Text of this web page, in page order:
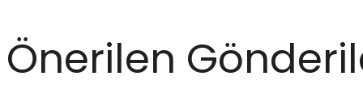
Önerilen